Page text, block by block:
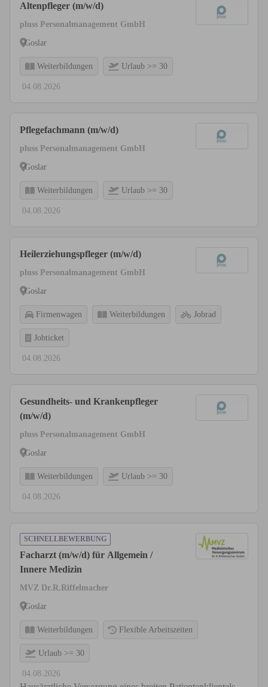
Altenpfleger (m/w/d)
pluss Personalmanagement GmbH
Goslar
Weiterbildungen Urlaub >= 30
04.08.2026
Pflegefachmann (m/w/d)
pluss Personalmanagement GmbH
Goslar
Weiterbildungen Urlaub >= 30
04.08.2026
Heilerziehungspfleger (m/w/d)
pluss Personalmanagement GmbH
Goslar
Firmenwagen Weiterbildungen Jobrad
Jobticket
04.08.2026
Gesundheits- und Krankenpfleger
(m/w/d)
pluss Personalmanagement GmbH
Goslar
Weiterbildungen Urlaub >= 30
04.08.2026
SCHNELLBEWERBUNG
Facharzt (m/w/d) für Allgemein /
Innere Medizin
MVZ Dr.R.Riffelmacher
Goslar
Weiterbildungen Flexible Arbeitszeiten
Urlaub >= 30
04.08.2026